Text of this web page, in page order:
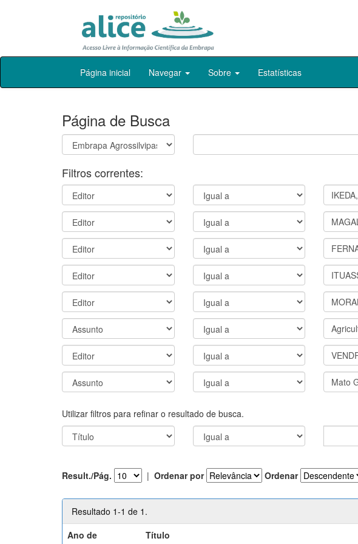
Skip
Página inicial Navegar Sobre Estatísticas
Página de Busca
Filtros correntes:
Utilizar filtros para refinar o resultado de busca.
Result./Pág. | Ordenar por Ordenar
Resultado 1-1 de 1.
Ano de
Título